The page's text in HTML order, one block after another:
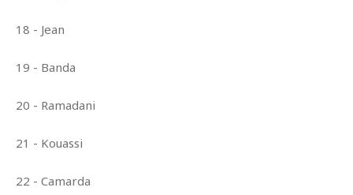
18 - Jean
19 - Banda
20 - Ramadani
21 - Kouassi
22 - Camarda